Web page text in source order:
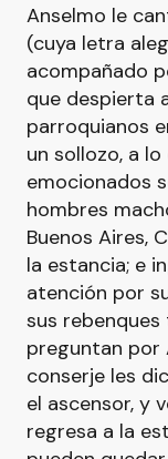
Anselmo le
(cuya letra
acompañado
que despierta
parroquianos
un sollozo, a
emocionados
hombres
Buenos Aires,
la estancia; e
atención por
sus rebenques
preguntan por
conserje les
el ascensor, y
regresa a la